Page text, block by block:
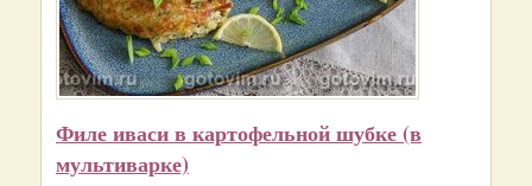
Филе иваси в картофельной шубке (в
мультиварке)